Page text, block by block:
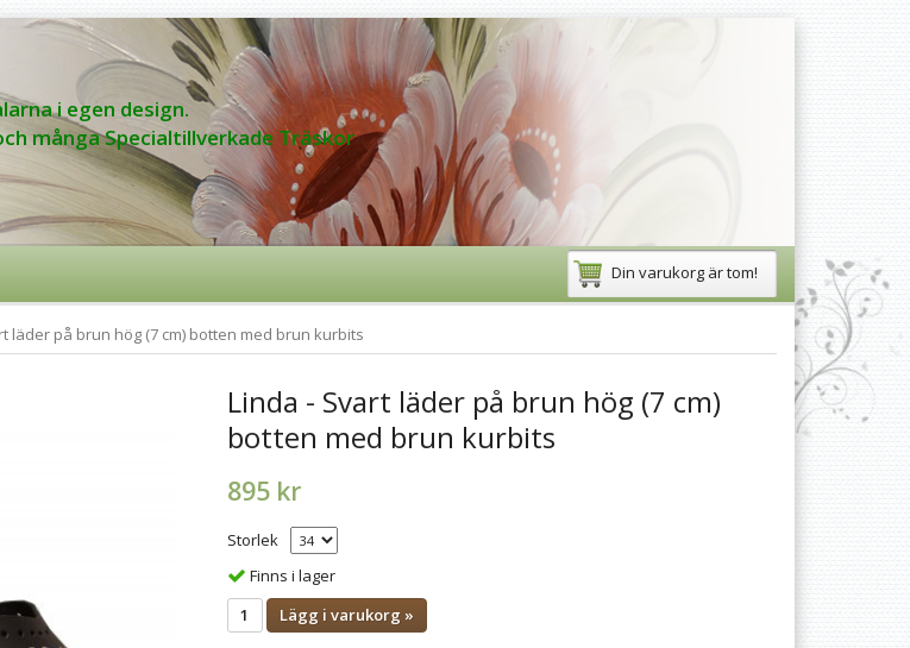
i egen design.
många Specialtillverkade Träskor
Din varukorg är tom!
läder på brun hög (7 cm) botten med brun kurbits
Linda - Svart läder på brun hög (7 cm)
botten med brun kurbits
895 kr
Storlek
Finns i lager
Lägg i varukorg »